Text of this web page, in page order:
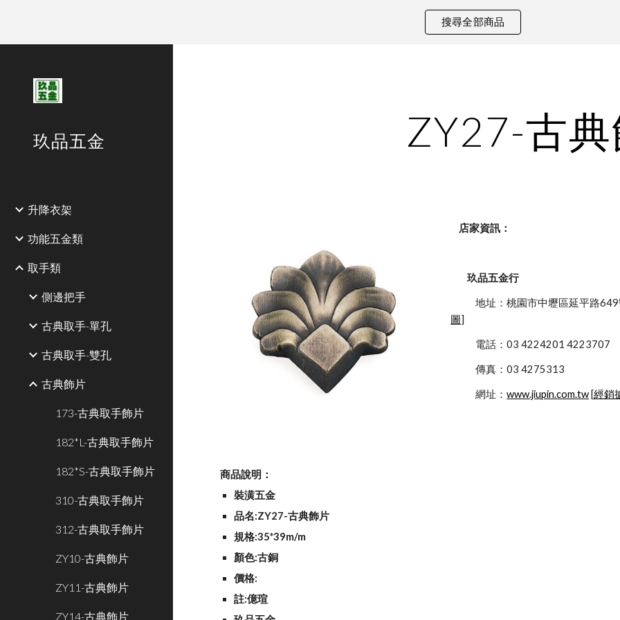
搜尋全部商品
玖品五金
升降衣架
功能五金類
取手類
側邊把手
古典取手-單孔
古典取手-雙孔
古典飾片
173-古典取手飾片
182*L-古典取手飾片
182*S-古典取手飾片
310-古典取手飾片
312-古典取手飾片
ZY10-古典飾片
ZY11-古典飾片
ZY14-古典飾片
ZY27-古
    店家資訊：
玖品五金行
地址：桃園市中壢區延平路
圖]
            電話：03 4224201 4223707
            傳真：03 4275313
            網址：
www.jiupin.com.tw [經銷
商品說明：
裝潢五金
品名:ZY27-古典飾片
規格:35*39m/m
顏色:古銅
價格:
註:億瑄